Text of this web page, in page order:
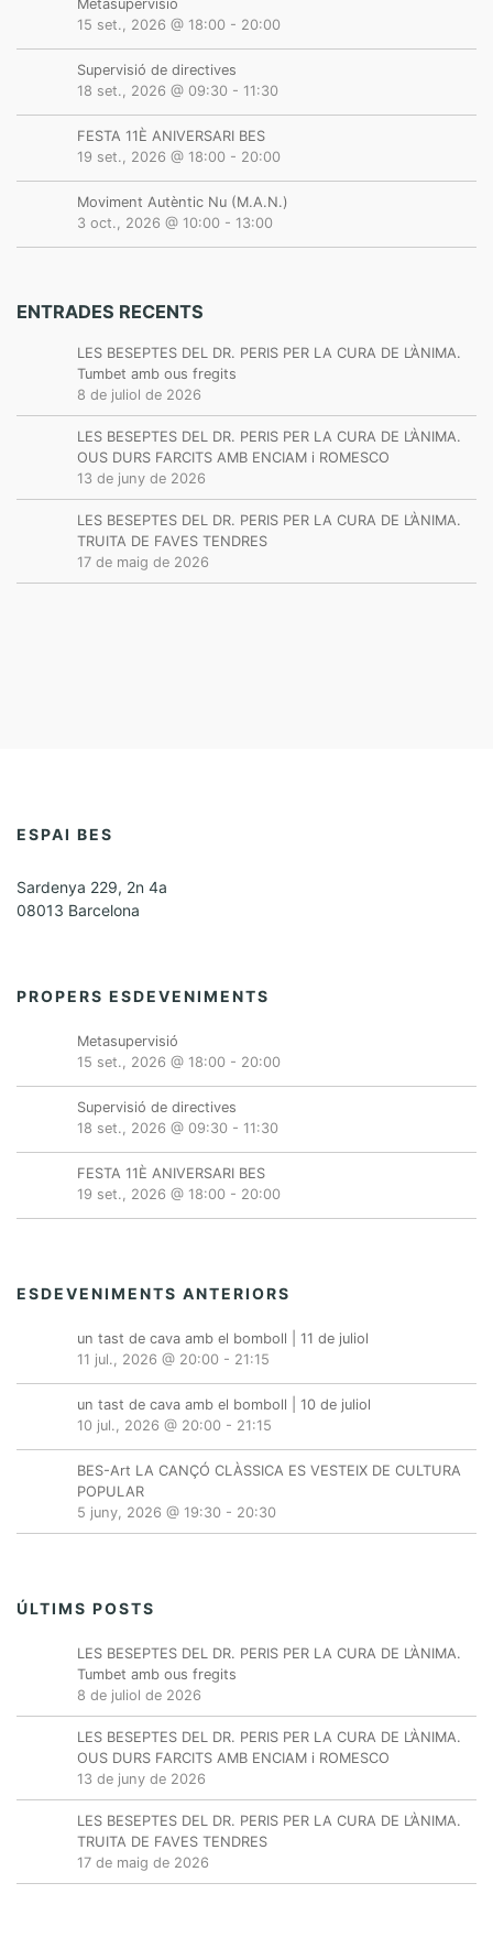
Metasupervisió
15 set., 2026 @ 18:00 - 20:00
Supervisió de directives
18 set., 2026 @ 09:30 - 11:30
FESTA 11È ANIVERSARI BES
19 set., 2026 @ 18:00 - 20:00
Moviment Autèntic Nu (M.A.N.)
3 oct., 2026 @ 10:00 - 13:00
ENTRADES RECENTS
LES BESEPTES DEL DR. PERIS PER LA CURA DE L’ÀNIMA.
Tumbet amb ous fregits
8 de juliol de 2026
LES BESEPTES DEL DR. PERIS PER LA CURA DE L’ÀNIMA.
OUS DURS FARCITS AMB ENCIAM i ROMESCO
13 de juny de 2026
LES BESEPTES DEL DR. PERIS PER LA CURA DE L’ÀNIMA.
TRUITA DE FAVES TENDRES
17 de maig de 2026
ESPAI BES
Sardenya 229, 2n 4a
08013 Barcelona
PROPERS ESDEVENIMENTS
Metasupervisió
15 set., 2026 @ 18:00 - 20:00
Supervisió de directives
18 set., 2026 @ 09:30 - 11:30
FESTA 11È ANIVERSARI BES
19 set., 2026 @ 18:00 - 20:00
ESDEVENIMENTS ANTERIORS
un tast de cava amb el bomboll | 11 de juliol
11 jul., 2026 @ 20:00 - 21:15
un tast de cava amb el bomboll | 10 de juliol
10 jul., 2026 @ 20:00 - 21:15
BES-Art LA CANÇÓ CLÀSSICA ES VESTEIX DE CULTURA
POPULAR
5 juny, 2026 @ 19:30 - 20:30
ÚLTIMS POSTS
LES BESEPTES DEL DR. PERIS PER LA CURA DE L’ÀNIMA.
Tumbet amb ous fregits
8 de juliol de 2026
LES BESEPTES DEL DR. PERIS PER LA CURA DE L’ÀNIMA.
OUS DURS FARCITS AMB ENCIAM i ROMESCO
13 de juny de 2026
LES BESEPTES DEL DR. PERIS PER LA CURA DE L’ÀNIMA.
TRUITA DE FAVES TENDRES
17 de maig de 2026